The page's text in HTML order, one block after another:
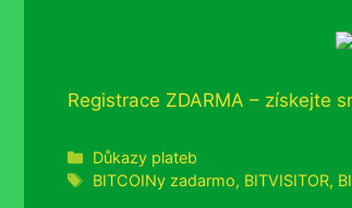
Registrace ZDARMA – získejte
Rubriky
Důkazy plateb
Štítky
BITCOINy zadarmo, BITVISITOR,